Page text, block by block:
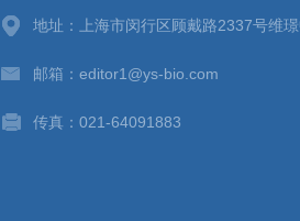
地址：上海市闵行区顾戴路2337号维
邮箱：editor1@ys-bio.com
传真：021-64091883